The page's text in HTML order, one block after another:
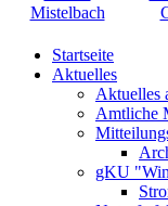
Startseite
Aktuelles
Aktuelles
Amtliche
gKU